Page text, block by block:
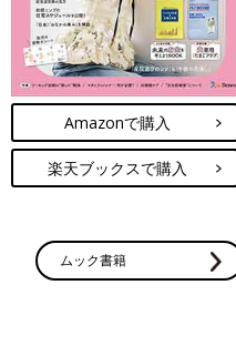
Amazonで購入
楽天ブックスで購入
ムック書籍